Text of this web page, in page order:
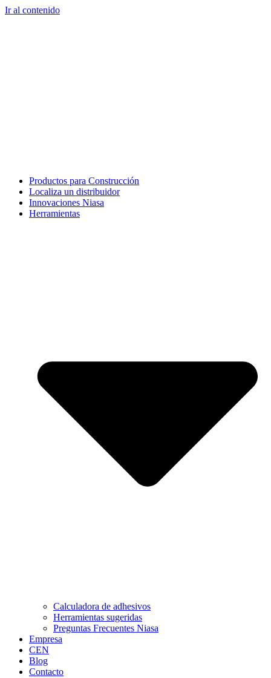
Ir al contenido
Productos para Construcción
Localiza un distribuidor
Innovaciones Niasa
Herramientas
Calculadora de adhesivos
Herramientas sugeridas
Preguntas Frecuentes Niasa
Empresa
CEN
Blog
Contacto